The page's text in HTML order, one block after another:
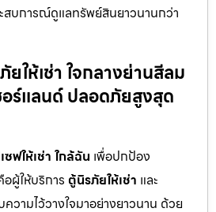
สบการณ์ดูแลทรัพย์สินยาวนานกว่า
ยให้เช่า ใจกลางย่านสีลม
ร์แลนด์ ปลอดภัยสูงสุด
ซฟให้เช่า ใกล้ฉัน เพื่อปกป้อง
ผู้ให้บริการ ตู้นิรภัยให้เช่า และ
วามไว้วางใจมาอย่างยาวนาน ด้วย